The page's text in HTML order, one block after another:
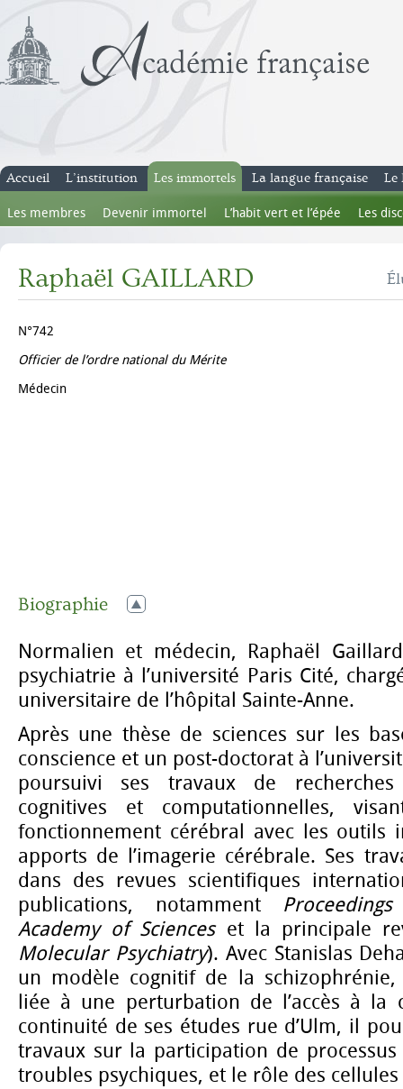
Accueil L’institution Les immortels
Les membres Devenir immortel L’habit vert et l’épée Les
La langue française Le
Raphaël GAILLARD
N°742
Officier de l’ordre national du Mérite
Médecin
Biographie
Normalien et médecin, Raphaël
psychiatrie à l’université Paris Cité,
universitaire de l’hôpital Sainte-Anne.
Après une thèse de sciences sur les
conscience et un post-doctorat à
poursuivi ses travaux de recherches
cognitives et computationnelles,
fonctionnement cérébral avec les outils
apports de l’imagerie cérébrale. Ses
dans des revues scientifiques
publications, notamment
Academy of Scienceset la principale
Molecular Psychiatry). Avec Stanislas
un modèle cognitif de la schizophrénie,
liée à une perturbation de l’accès à la
continuité de ses études rue d’Ulm, il
travaux sur la participation de
troubles psychiques, et le rôle des cellules